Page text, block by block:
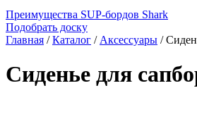
Преимущества SUP-бордов Shark
Подобрать доску
Главная /Каталог / Аксессуары /
Сиденье для